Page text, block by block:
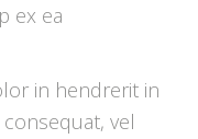
ex ea
in hendrerit in
vel